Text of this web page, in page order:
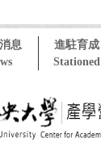
息
進駐育成
Stationed